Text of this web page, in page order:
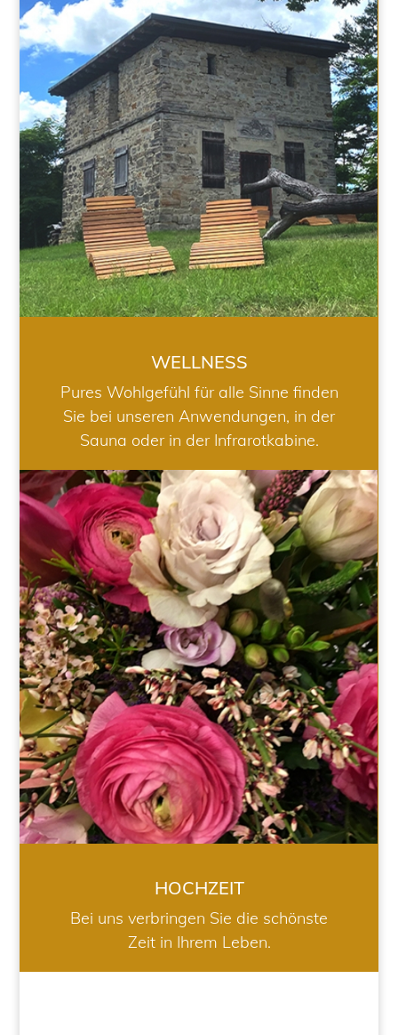
WELLNESS
WELLNESS
Pures Wohlgefühl für alle Sinne finden
Sie bei unseren Anwendungen, in der
Sauna oder in der Infrarotkabine.
HOCHZEIT
HOCHZEIT
Bei uns verbringen Sie die schönste
Zeit in Ihrem Leben.